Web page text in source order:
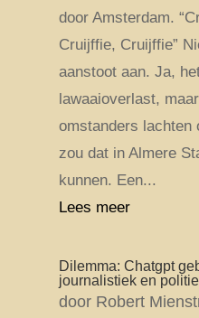
door Amsterdam.
Cruijffie, Cruijffie”
aanstoot aan. Ja,
lawaaioverlast,
omstanders lachten
zou dat in Almere
kunnen. Een...
Lees meer
Dilemma: Chatgpt
journalistiek en
door Robert